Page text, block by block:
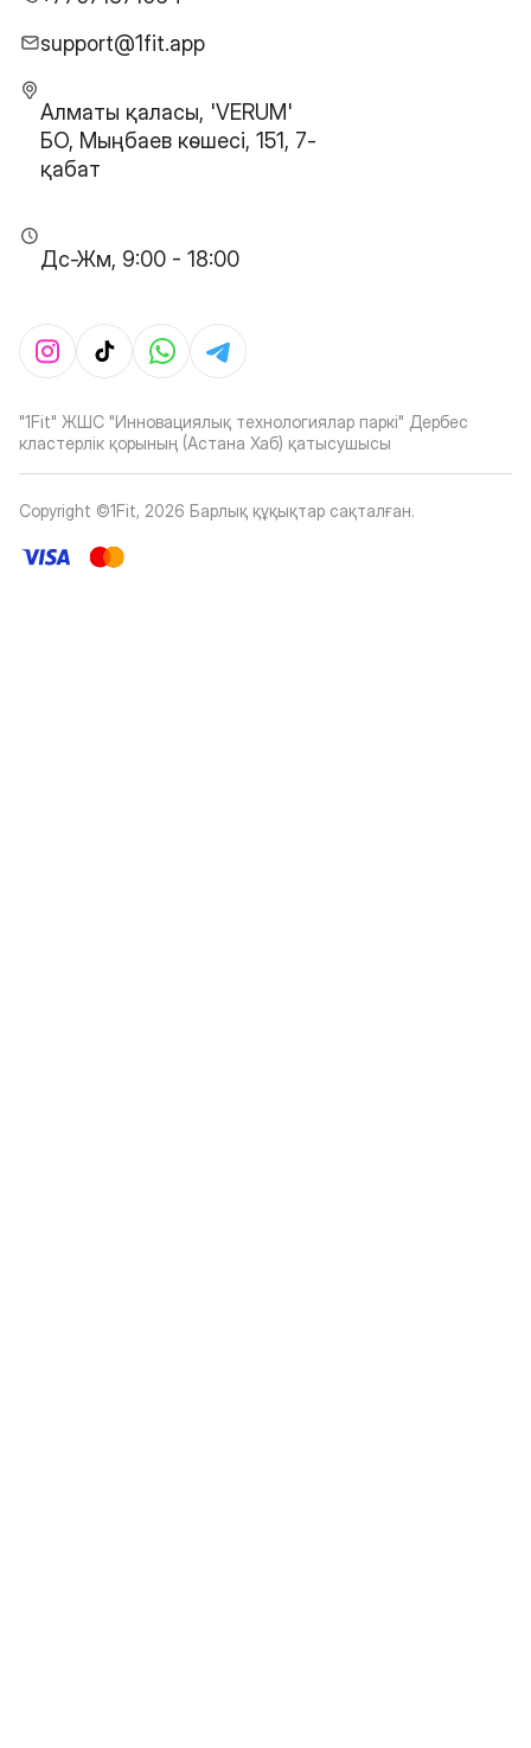
support@1fit.app
Алматы қаласы, 'VERUM'
БО, Мыңбаев көшесі, 151, 7-
қабат
Дс-Жм, 9:00 - 18:00
"1Fit" ЖШС "Инновациялық технологиялар паркі" Дербес
кластерлік қорының (Астана Хаб) қатысушысы
Copyright ©1Fit, 2026 Барлық құқықтар сақталған.